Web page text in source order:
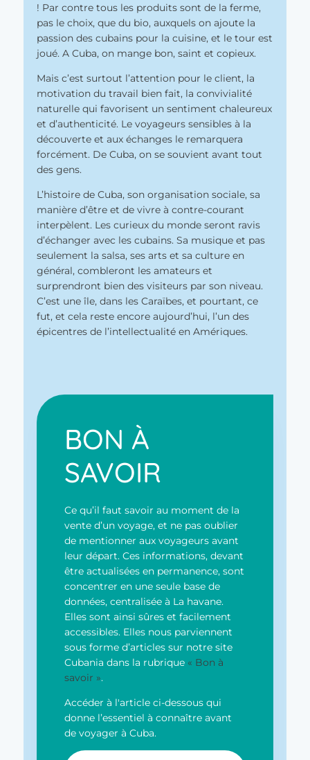
! Par contre tous les produits sont de la ferme,
pas le choix, que du bio, auxquels on ajoute la
passion des cubains pour la cuisine, et le tour est
joué. A Cuba, on mange bon, saint et copieux.
Mais c’est surtout l’attention pour le client, la
motivation du travail bien fait, la convivialité
naturelle qui favorisent un sentiment chaleureux
et d’authenticité. Le voyageurs sensibles à la
découverte et aux échanges le remarquera
forcément. De Cuba, on se souvient avant tout
des gens.
L’histoire de Cuba, son organisation sociale, sa
manière d’être et de vivre à contre-courant
interpèlent. Les curieux du monde seront ravis
d’échanger avec les cubains. Sa musique et pas
seulement la salsa, ses arts et sa culture en
général, combleront les amateurs et
surprendront bien des visiteurs par son niveau.
C’est une île, dans les Caraïbes, et pourtant, ce
fut, et cela reste encore aujourd’hui, l’un des
épicentres de l’intellectualité en Amériques.
BON À
SAVOIR
Ce qu’il faut savoir au moment de la
vente d’un voyage, et ne pas oublier
de mentionner aux voyageurs avant
leur départ. Ces informations, devant
être actualisées en permanence, sont
concentrer en une seule base de
données, centralisée à La havane.
Elles sont ainsi sûres et facilement
accessibles. Elles nous parviennent
sous forme d’articles sur notre site
Cubania dans la rubrique « Bon à
savoir ».
Accéder à l'article ci-dessous qui
donne l’essentiel à connaître avant
de voyager à Cuba.